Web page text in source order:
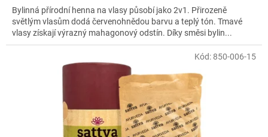
Bylinná přírodní henna na vlasy působí jako 2v1. Přirozeně
světlým vlasům dodá červenohnědou barvu a teplý tón. Tmavé
vlasy získají výrazný mahagonový odstín. Díky směsi bylin...
Kód: 850-006-15